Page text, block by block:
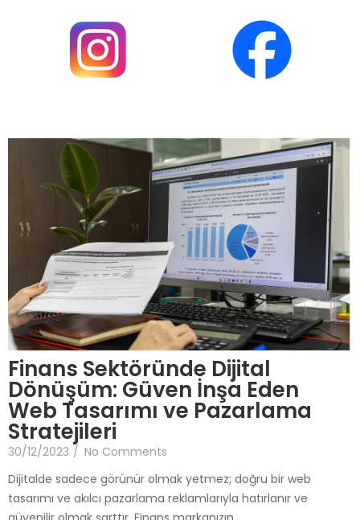
Finans Sektöründe Dijital
Dönüşüm: Güven İnşa Eden
Web Tasarımı ve Pazarlama
Stratejileri
30/12/2023 / No Comments
Dijitalde sadece görünür olmak yetmez; doğru bir web
tasarımı ve akılcı pazarlama reklamlarıyla hatırlanır ve